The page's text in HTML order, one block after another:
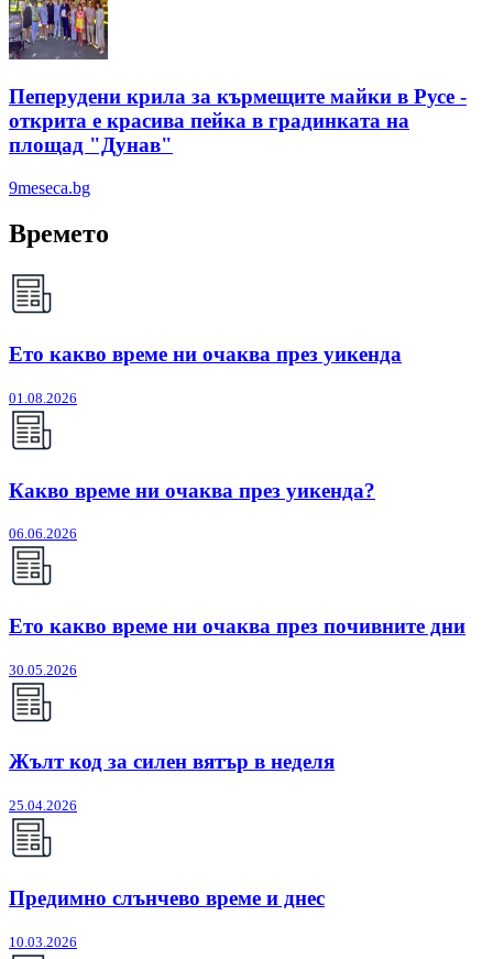
Пеперудени крила за кърмещите майки в Русе -
открита е красива пейка в градинката на
площад "Дунав"
9meseca.bg
Времето
Ето какво време ни очаква през уикенда
01.08.2026
Какво време ни очаква през уикенда?
06.06.2026
Ето какво време ни очаква през почивните дни
30.05.2026
Жълт код за силен вятър в неделя
25.04.2026
Предимно слънчево време и днес
10.03.2026